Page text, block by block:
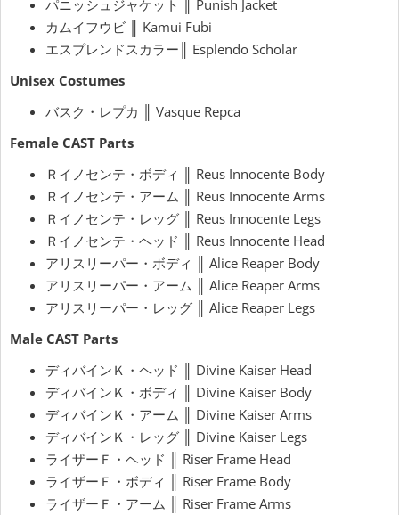
パニッシュジャケット ║ Punish Jacket
カムイフウビ ║ Kamui Fubi
エスプレンドスカラー║ Esplendo Scholar
Unisex Costumes
バスク・レプカ ║ Vasque Repca
Female CAST Parts
Ｒイノセンテ・ボディ ║ Reus Innocente Body
Ｒイノセンテ・アーム ║ Reus Innocente Arms
Ｒイノセンテ・レッグ ║ Reus Innocente Legs
Ｒイノセンテ・ヘッド ║ Reus Innocente Head
アリスリーパー・ボディ ║ Alice Reaper Body
アリスリーパー・アーム ║ Alice Reaper Arms
アリスリーパー・レッグ ║ Alice Reaper Legs
Male CAST Parts
ディバインＫ・ヘッド ║ Divine Kaiser Head
ディバインＫ・ボディ ║ Divine Kaiser Body
ディバインＫ・アーム ║ Divine Kaiser Arms
ディバインＫ・レッグ ║ Divine Kaiser Legs
ライザーＦ・ヘッド ║ Riser Frame Head
ライザーＦ・ボディ ║ Riser Frame Body
ライザーＦ・アーム ║ Riser Frame Arms